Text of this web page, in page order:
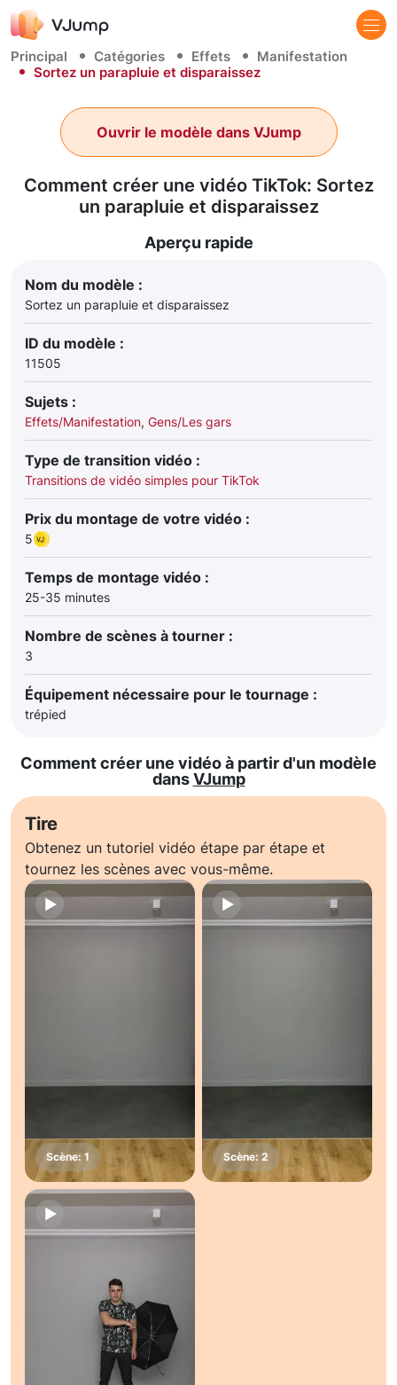
Principal Catégories Effets
Manifestation
Sortez un parapluie et disparaissez
Comment créer une vidéo TikTok: Sortez
un parapluie et disparaissez
Ouvrir le modèle dans VJump
Aperçu rapide
Nom du modèle :
Sortez un parapluie et disparaissez
ID du modèle :
11505
Sujets :
Effets/Manifestation, Gens/Les gars
Type de transition vidéo :
Transitions de vidéo simples pour TikTok
Prix du montage de votre vidéo :
5
Temps de montage vidéo :
25-35 minutes
Nombre de scènes à tourner :
3
Équipement nécessaire pour le tournage :
trépied
Comment créer une vidéo à partir d'un modèle
dansVJump
Tire
Obtenez un tutoriel vidéo étape par étape et
tournez les scènes avec vous-même.